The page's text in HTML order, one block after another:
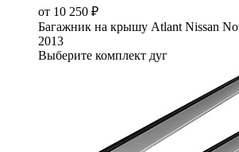
от 10 250 ₽
Багажник на крышу Atlant Nissan
2013
Выберите комплект дуг